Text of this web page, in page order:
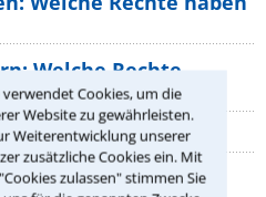
Cookies, um die
Website zu gewährleisten.
Weiterentwicklung unserer
zusätzliche Cookies ein. Mit
zulassen" stimmen Sie
Welche Rechte
zahlen?
die jeder